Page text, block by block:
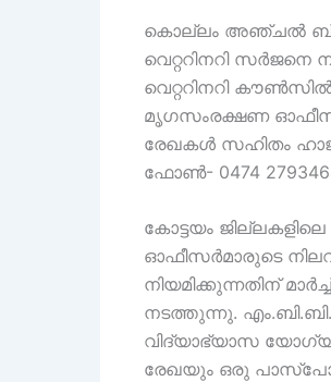
കൊല്ലം അഞ്ചല്‍
വെറ്ററിനറി
വെറ്ററിനറി കൗണ്‍സില്‍
മൃഗസംരക്ഷണ
രേഖകള്‍ സഹിതം
ഫോണ്‍- 0474
കോട്ടയം
ഓഫീസർമാരുടെ
നിയമിക്കുന്നതിന്
നടത്തുന്നു.
വിദ്യാഭ്യാസ യോഗ്യത
രേഖയും ഒരു